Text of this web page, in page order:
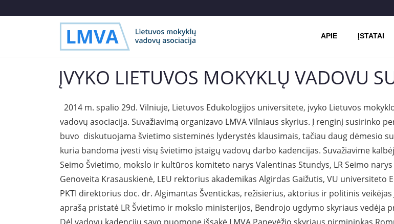
APIE ĮSTATAI
ĮVYKO LIETUVOS MOKYKLŲ VADOVU
2014 m. spalio 29d. Vilniuje, Lietuvos Edukologijos universitete, įvyko Lietuvos
vadovų asociacija. Suvažiavimą organizavo LMVA Vilniaus skyrius. Į renginį susirinko
buvo diskutuojama švietimo sisteminės lyderystės klausimais, tačiau daug dėmesio
kuria bandoma įvesti visų švietimo įstaigų vadovų darbo kadencijas. Suvažiavime
Seimo Švietimo, mokslo ir kultūros komiteto narys Valentinas Stundys, LR Seimo
Genoveita Krasauskienė, LEU rektorius akademikas Algirdas Gaižutis, VU
PKTI direktorius doc. dr. Algimantas Šventickas, režisierius, aktorius ir politinis
aprašą pristatė LR Švietimo ir mokslo ministerijos, Bendrojo ugdymo skyriaus vedėja